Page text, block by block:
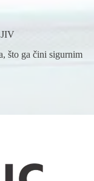
što ga čini sigurnim